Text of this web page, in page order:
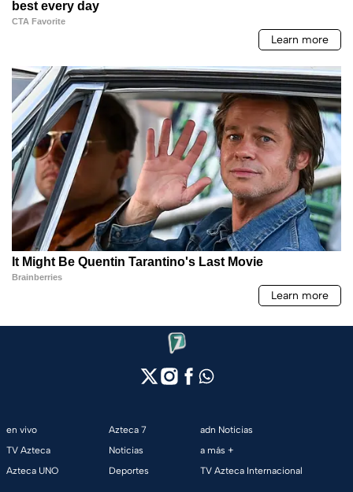
en vivo
TV Azteca
Azteca UNO
Azteca 7
Noticias
Deportes
adn Noticias
a más +
TV Azteca Internacional